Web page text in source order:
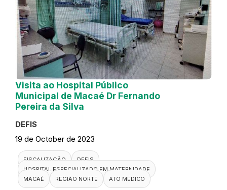
Visita ao Hospital Público
Municipal de Macaé Dr Fernando
Pereira da Silva
DEFIS
19 de October de 2023
FISCALIZAÇÃO
DEFIS
HOSPITAL ESPECIALIZADO EM MATERNIDADE
MACAÉ
REGIÃO NORTE ATO MÉDICO